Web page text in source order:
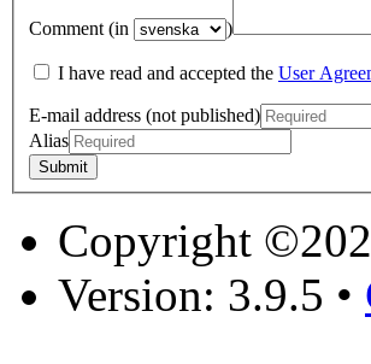
Comment (in )
I have read and accepted the User
E-mail address (not published)
Alias
Copyright
Version: 3.9.5 •